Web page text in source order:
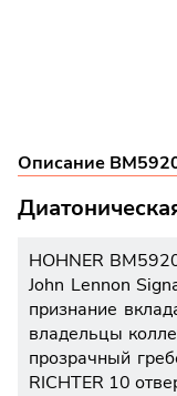
Описание
HOHNER
John Lennon
признание
владельцы
прозрачный
RICHTER 10